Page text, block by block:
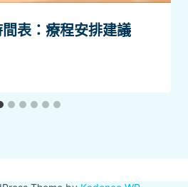
表：療程安排建議